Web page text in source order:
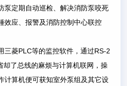
泵定期自动巡检、解决消防泵咬死
效应、报警及消防控制中心联控
三菱PLC等的监控软件，通过RS-2
却了总线的麻烦与计算机联网，操
计算机便可获知室外泵组及其它设